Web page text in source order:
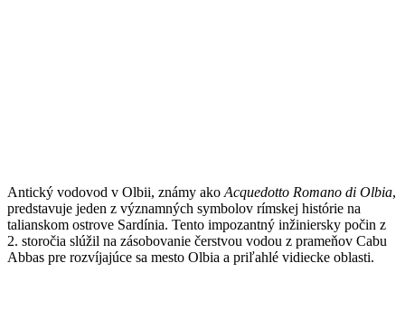
Antický vodovod v Olbii, známy ako Acquedotto Romano di Olbia,
predstavuje jeden z významných symbolov rímskej histórie na
talianskom ostrove Sardínia. Tento impozantný inžiniersky počin z
2. storočia slúžil na zásobovanie čerstvou vodou z prameňov Cabu
Abbas pre rozvíjajúce sa mesto Olbia a priľahlé vidiecke oblasti.